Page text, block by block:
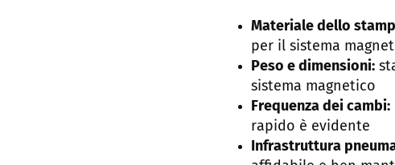
Materiale dello
per il sistema
Peso e dimensioni:
sistema magnetico
Frequenza dei cambi:
rapido è evidente
Infrastruttura